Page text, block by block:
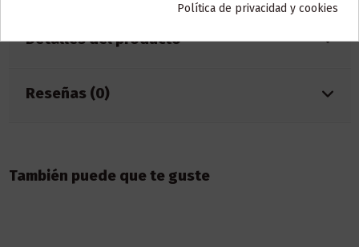
Detalles del producto
Reseñas (0)
También puede que te guste
Política de privacidad y cookies